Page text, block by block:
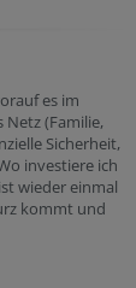
es im
Netz (Familie,
Sicherheit,
investiere ich
wieder einmal
kommt und